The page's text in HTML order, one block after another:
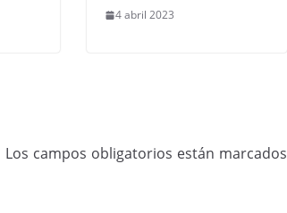
4 abril 2023
Los campos obligatorios están marcados